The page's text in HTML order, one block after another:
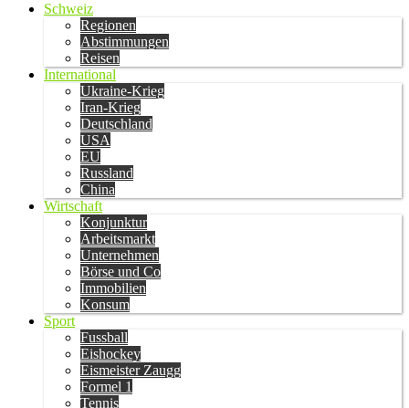
Schweiz
Regionen
Abstimmungen
Reisen
International
Ukraine-Krieg
Iran-Krieg
Deutschland
USA
EU
Russland
China
Wirtschaft
Konjunktur
Arbeitsmarkt
Unternehmen
Börse und Co
Immobilien
Konsum
Sport
Fussball
Eishockey
Eismeister Zaugg
Formel 1
Tennis